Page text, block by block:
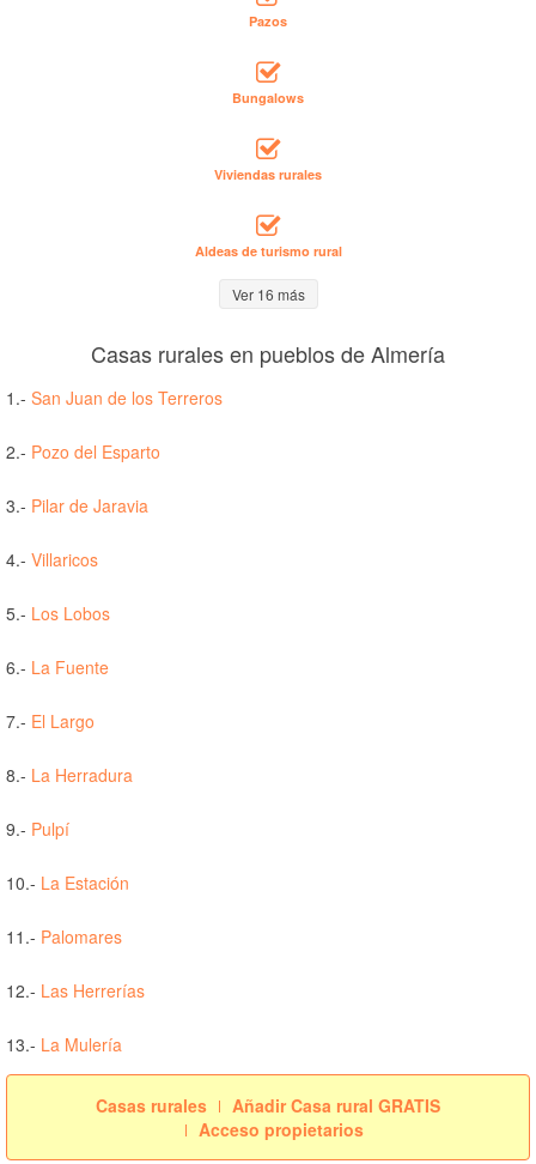
Pazos
Bungalows
Viviendas rurales
Aldeas de turismo rural
Ver 16 más
Casas rurales en pueblos de Almería
1.- San Juan de los Terreros
2.- Pozo del Esparto
3.- Pilar de Jaravia
4.- Villaricos
5.- Los Lobos
6.- La Fuente
7.- El Largo
8.- La Herradura
9.- Pulpí
10.- La Estación
11.- Palomares
12.- Las Herrerías
13.- La Mulería
Casas rurales
Añadir Casa rural GRATIS
Acceso propietarios